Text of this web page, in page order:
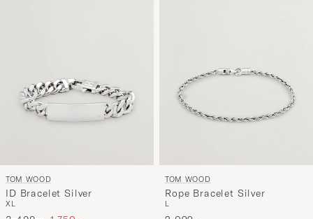
TOM WOOD
ID Bracelet Silver
XL
TOM WOOD
Rope Bracelet Silver
L